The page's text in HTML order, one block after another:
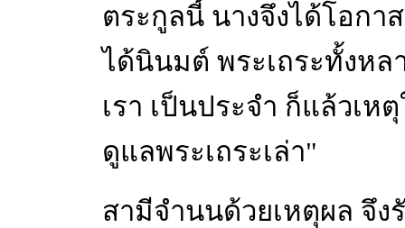
ตระกูลนี้ นางจึงได้โอกา
ได้นินมต์ พระเถระทั้งห
เรา เป็นประจำ ก็แล้วเ
ดูแลพระเถระเล่า"
สามีจำนนด้วยเหตุผล จึง